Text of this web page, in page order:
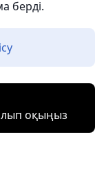
берді.
оқыңыз